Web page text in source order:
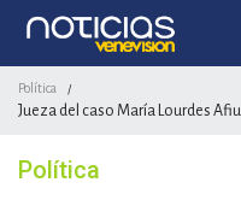
Política /
Jueza del caso María Lourdes
Política